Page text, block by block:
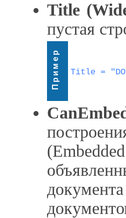
Title
пустая
Пример Title =